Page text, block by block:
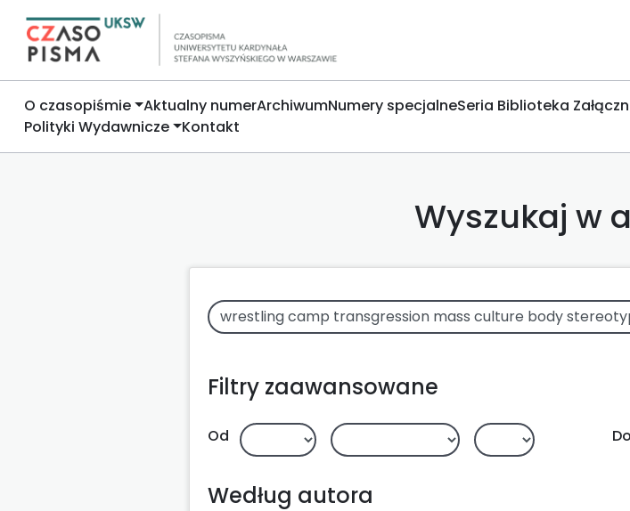
O czasopiśmie Aktualny numerArchiwumNumery specjalneSeria Biblioteka
Polityki Wydawnicze Kontakt
Wyszukaj w
Filtry zaawansowane
Od Do
Według autora